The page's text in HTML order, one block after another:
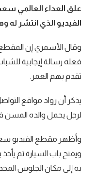
علق العداء العالمي
الفيديو الذي انتشر له
وقال الأسمري إن المقطع
فعله رسالة إيجابية
تقدم بهم العمر.
يذكر أن رواد مواقع
لرجل يحمل والده المسن
وأظهر مقطع الفيديو
ويفتح باب السيارة ثم
به إلى مكان الجلوس